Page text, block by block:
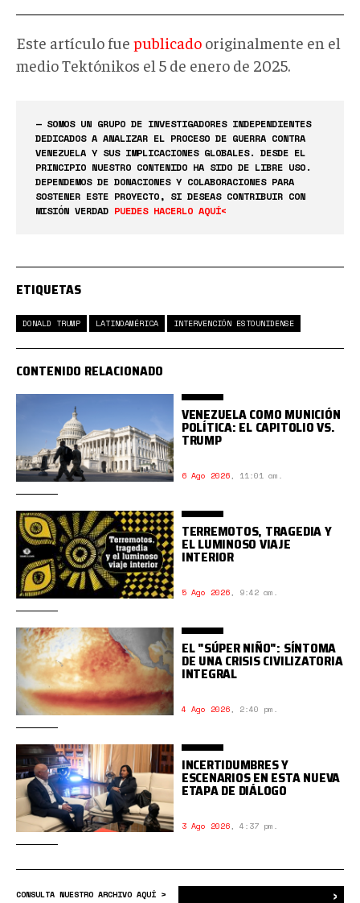
Este artículo fue publicado originalmente en el
medio Tektónikos el 5 de enero de 2025.
— SOMOS UN GRUPO DE INVESTIGADORES INDEPENDIENTES
DEDICADOS A ANALIZAR EL PROCESO DE GUERRA CONTRA
VENEZUELA Y SUS IMPLICACIONES GLOBALES. DESDE EL
PRINCIPIO NUESTRO CONTENIDO HA SIDO DE LIBRE USO.
DEPENDEMOS DE DONACIONES Y COLABORACIONES PARA
SOSTENER ESTE PROYECTO, SI DESEAS CONTRIBUIR CON
MISIÓN VERDAD PUEDES HACERLO AQUÍ<
ETIQUETAS
DONALD TRUMP LATINOAMÉRICA INTERVENCIÓN ESTOUNIDENSE
CONTENIDO RELACIONADO
VENEZUELA COMO MUNICIÓN
POLÍTICA: EL CAPITOLIO VS.
TRUMP
6 Ago 2026, 11:01 am.
TERREMOTOS, TRAGEDIA Y
EL LUMINOSO VIAJE
INTERIOR
5 Ago 2026, 9:42 am.
EL "SÚPER NIÑO": SÍNTOMA
DE UNA CRISIS CIVILIZATORIA
INTEGRAL
4 Ago 2026, 2:40 pm.
INCERTIDUMBRES Y
ESCENARIOS EN ESTA NUEVA
ETAPA DE DIÁLOGO
3 Ago 2026, 4:37 pm.
CONSULTA NUESTRO ARCHIVO AQUÍ > ›